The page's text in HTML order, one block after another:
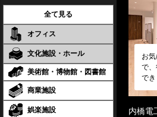
全て見る
オフィス
文化施設・ホール
美術館・博物館・図書館
商業施設
娯楽施設
お
で
で
内橋電